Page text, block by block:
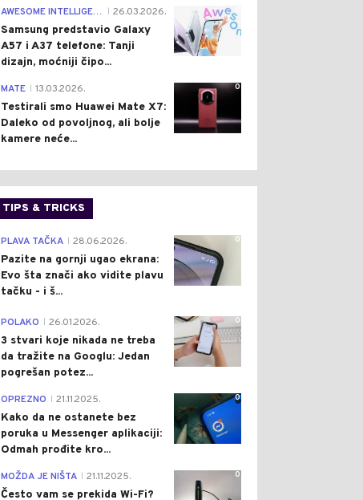
AWESOME INTELLIGENCE 26.03.2026.
Samsung predstavio Galaxy
A57 i A37 telefone: Tanji
dizajn, moćniji čipo...
0
MATE 13.03.2026.
Testirali smo Huawei Mate X7:
Daleko od povoljnog, ali bolje
kamere neće...
TIPS & TRICKS
0
PLAVA TAČKA 28.06.2026.
Pazite na gornji ugao ekrana:
Evo šta znači ako vidite plavu
tačku - i š...
0
POLAKO 26.01.2026.
3 stvari koje nikada ne treba
da tražite na Googlu: Jedan
pogrešan potez...
0
OPREZNO 21.11.2025.
Kako da ne ostanete bez
poruka u Messenger aplikaciji:
Odmah prođite kro...
0
MOŽDA JE NIŠTA 21.11.2025.
Često vam se prekida Wi-Fi?